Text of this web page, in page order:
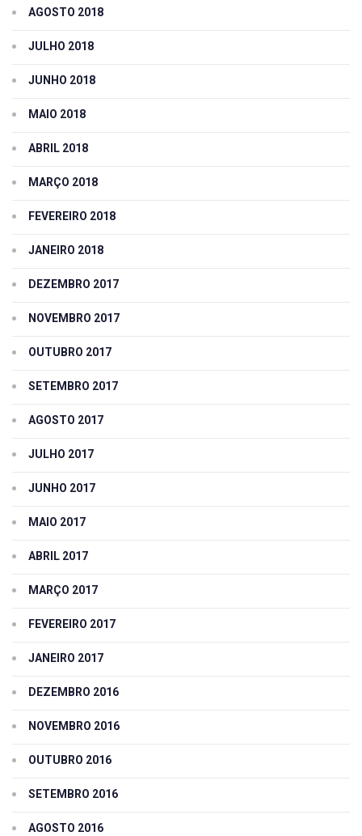
AGOSTO 2018
JULHO 2018
JUNHO 2018
MAIO 2018
ABRIL 2018
MARÇO 2018
FEVEREIRO 2018
JANEIRO 2018
DEZEMBRO 2017
NOVEMBRO 2017
OUTUBRO 2017
SETEMBRO 2017
AGOSTO 2017
JULHO 2017
JUNHO 2017
MAIO 2017
ABRIL 2017
MARÇO 2017
FEVEREIRO 2017
JANEIRO 2017
DEZEMBRO 2016
NOVEMBRO 2016
OUTUBRO 2016
SETEMBRO 2016
AGOSTO 2016